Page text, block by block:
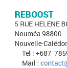
REBOOST
5 RUE HELENE
Nouméa 98800
Nouvelle-
Tel :
Mail :